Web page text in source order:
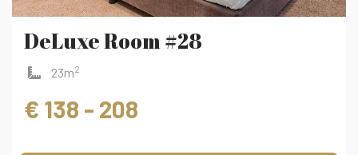
DeLuxe Room #28
23m2
€ 138 - 208